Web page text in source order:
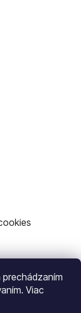
prechádzaním
Viac